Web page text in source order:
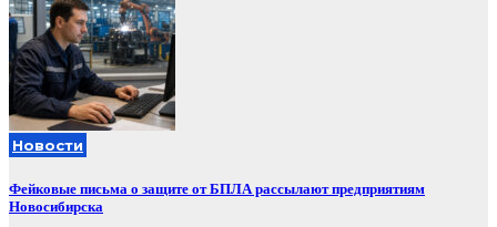
Новости
Фейковые письма о защите от БПЛА рассылают предприятиям
Новосибирска